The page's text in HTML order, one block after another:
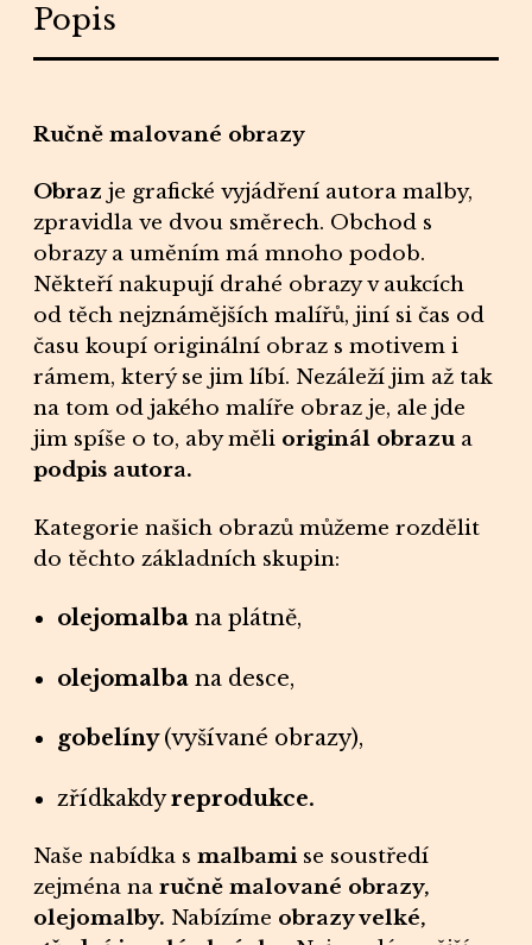
Popis
Ručně malované obrazy
Obraz je grafické vyjádření autora malby,
zpravidla ve dvou směrech. Obchod s
obrazya uměním má mnoho podob.
Někteří nakupují drahé obrazyv aukcích
od těch nejznámějších malířů, jiní si čas od
času koupí originální obraz s motivem i
rámem, který se jim líbí. Nezáleží jim až tak
na tom od jakého malíře obraz je, ale jde
jim spíše o to, aby měli originál obrazu a
podpis autora.
Kategorie našich obrazůmůžeme rozdělit
do těchto základních skupin:
olejomalba na plátně,
olejomalba na desce,
gobelíny(vyšívané obrazy),
zřídkakdyreprodukce.
Naše nabídka smalbami se soustředí
zejména naručně malované obrazy,
olejomalby. Nabízíme obrazy velké,